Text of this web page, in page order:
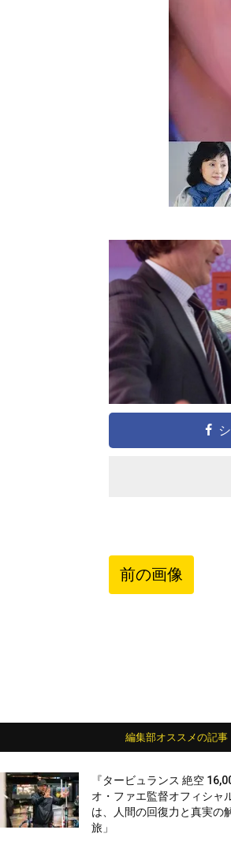
前の画像
編集部オススメの記事
『タービュランス 絶空
オ・ファエ監督オフィシャ
は、人間の回復力と真実の
旅」